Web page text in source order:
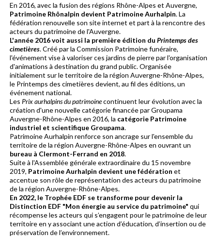
En 2016, avec la fusion des régions Rhône-Alpes et Auvergne,
Patrimoine Rhônalpin devient Patrimoine Aurhalpin. La
fédération renouvelle son site internet et part à la rencontre des
acteurs du patrimoine de l'Auvergne.
L'année 2016 voit aussi la première édition du Printemps des
cimetières. Créé par la Commission Patrimoine funéraire,
l'événement vise à valoriser ces jardins de pierre par l'organisation
d'animations à destination du grand public. Organisée
initialement sur le territoire de la région Auvergne-Rhône-Alpes,
le Printemps des cimetières devient, au fil des éditions, un
événement national.
Les Prix aurhalpins du patrimoinecontinuent leur évolution avec la
création d'une nouvelle catégorie financée par Groupama
Auvergne-Rhône-Alpes en 2016, la catégorie Patrimoine
industriel et scientifique Groupama.
Patrimoine Aurhalpin renforce son ancrage sur l'ensemble du
territoire de la région Auvergne-Rhône-Alpes en ouvrant un
bureau à Clermont-Ferrand en 2018.
Suite à l'Assemblée générale extraordinaire du 15 novembre
2019, Patrimoine Aurhalpin devient une fédération et
accentue son rôle de représentation des acteurs du patrimoine
de la région Auvergne-Rhône-Alpes.
En 2022, le Trophée EDF se transforme pour devenir la
Distinction EDF "Mon énergie au service du patrimoine" qui
récompenseles acteurs qui s’engagent pour le patrimoine de leur
territoire en y associant une action d’éducation, d’insertion ou de
préservation de l’environnement.